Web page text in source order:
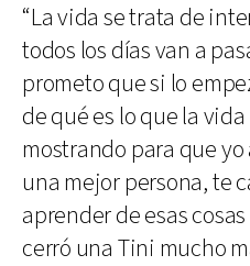
“La vida se trata de
todos los días van a
prometo que si lo
de qué es lo que la
mostrando para que
una mejor persona, te
aprender de esas
cerró una Tini mucho